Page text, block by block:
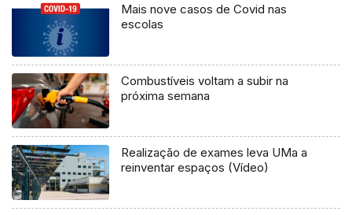
Mais nove casos de Covid nas
escolas
Combustíveis voltam a subir na
próxima semana
Realização de exames leva UMa a
reinventar espaços (Vídeo)